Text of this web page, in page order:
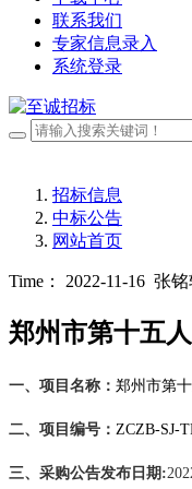
联系我们
专家信息录入
系统登录
招标信息
中标公告
网站首页
Time： 2022-11-16 张铭
郑州市第十五
一、项目名称： 郑州市第
二、项目编号： ZCZB-SJ-
三、采购公告发布日期 :